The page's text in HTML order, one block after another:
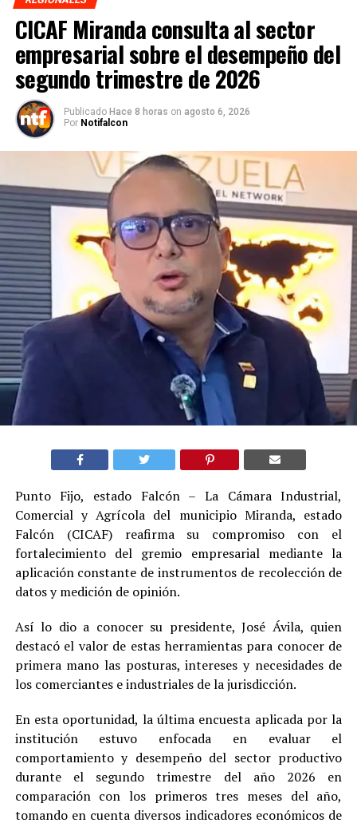
CICAF Miranda consulta al sector
empresarial sobre el desempeño del
segundo trimestre de 2026
Publicado Hace 8 horas on agosto 6, 2026
Por Notifalcon
Punto Fijo, estado Falcón – La Cámara Industrial,
Comercial y Agrícola del municipio Miranda, estado
Falcón (CICAF) reafirma su compromiso con el
fortalecimiento del gremio empresarial mediante la
aplicación constante de instrumentos de recolección de
datos y medición de opinión.
Así lo dio a conocer su presidente, José Ávila, quien
destacó el valor de estas herramientas para conocer de
primera mano las posturas, intereses y necesidades de
los comerciantes e industriales de la jurisdicción.
En esta oportunidad, la última encuesta aplicada por la
institución estuvo enfocada en evaluar el
comportamiento y desempeño del sector productivo
durante el segundo trimestre del año 2026 en
comparación con los primeros tres meses del año,
tomando en cuenta diversos indicadores económicos de